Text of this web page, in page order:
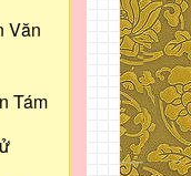
Văn
Tám